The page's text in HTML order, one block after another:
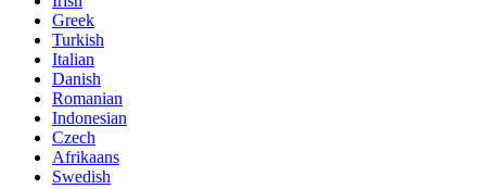
Greek
Turkish
Italian
Danish
Romanian
Indonesian
Czech
Afrikaans
Swedish